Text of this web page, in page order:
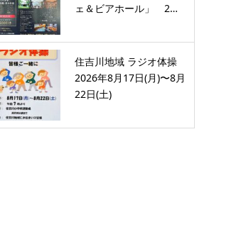
ェ＆ビアホール」 2…
住吉川地域 ラジオ体操
2026年8月17日(月)〜8月
22日(土)